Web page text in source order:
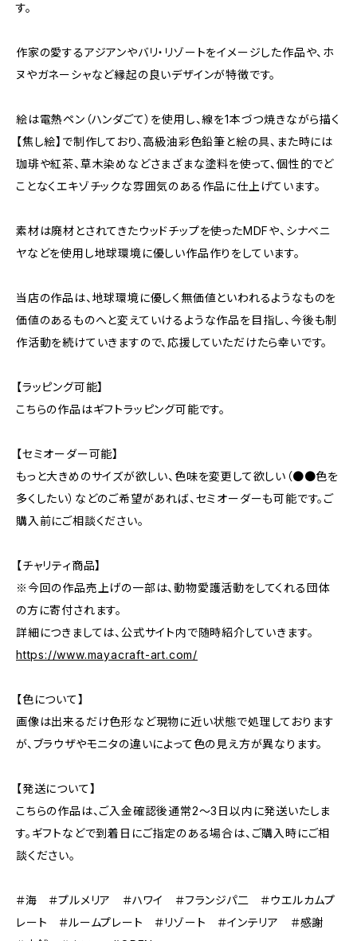
す。
作家の愛するアジアンやバリ・リゾートをイメージした作品や、ホ
ヌやガネーシャなど縁起の良いデザインが特徴です。
絵は電熱ペン（ハンダごて）を使用し、線を1本づつ焼きながら描く
【焦し絵】で制作しており、高級油彩色鉛筆と絵の具、また時には
珈琲や紅茶、草木染めなどさまざまな塗料を使って、個性的でど
ことなくエキゾチックな雰囲気のある作品に仕上げています。
素材は廃材とされてきたウッドチップを使ったMDFや、シナベニ
ヤなどを使用し地球環境に優しい作品作りをしています。
当店の作品は、地球環境に優しく無価値といわれるようなものを
価値のあるものへと変えていけるような作品を目指し、今後も制
作活動を続けていきますので、応援していただけたら幸いです。
【ラッピング可能】
こちらの作品はギフトラッピング可能です。
【セミオーダー可能】
もっと大きめのサイズが欲しい、色味を変更して欲しい（●●色を
多くしたい）などのご希望があれば、セミオーダーも可能です。ご
購入前にご相談ください。
【チャリティ商品】
※今回の作品売上げの一部は、動物愛護活動をしてくれる団体
の方に寄付されます。
詳細につきましては、公式サイト内で随時紹介していきます。
https://www.mayacraft-art.com/
【色について】
画像は出来るだけ色形など現物に近い状態で処理しております
が、ブラウザやモニタの違いによって色の見え方が異なります。
【発送について】
こちらの作品は、ご入金確認後通常2～3日以内に発送いたしま
す。ギフトなどで到着日にご指定のある場合は、ご購入時にご相
談ください。
＃海 ＃プルメリア ＃ハワイ ＃フランジパ二 ＃ウエルカムプ
レート ＃ルームプレート ＃リゾート ＃インテリア ＃感謝